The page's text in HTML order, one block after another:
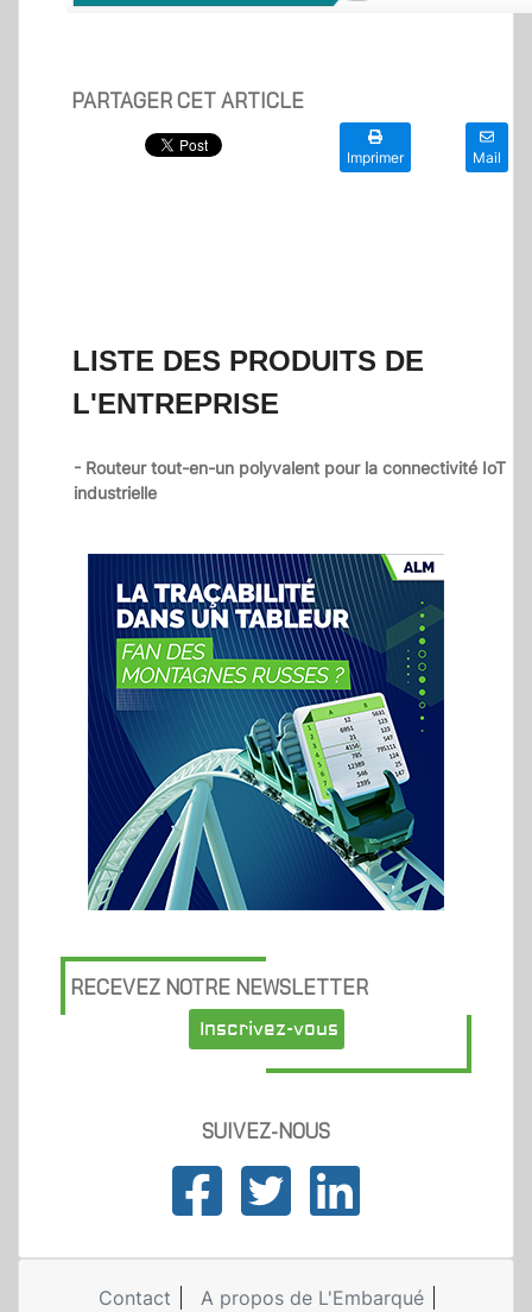
PARTAGER CET ARTICLE
Imprimer Mail
LISTE DES PRODUITS DE
L'ENTREPRISE
- Routeur tout-en-un polyvalent pour la connectivité IoT
industrielle
RECEVEZ NOTRE NEWSLETTER
Inscrivez-vous
SUIVEZ-NOUS
Contact
A propos de L'Embarqué